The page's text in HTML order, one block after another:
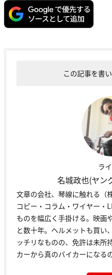
この記事を書
ラ
名城政也(ヤン
文章の会社、琴線に触れる（
コピー・コラム・ワイヤー・
ものを幅広く手掛ける。映画
と数十年。ヘルメットも買い
ッチリなものの、免許は未所
カーから真のバイカーになる